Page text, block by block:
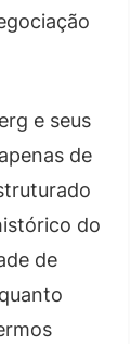
e seus
de
do
de